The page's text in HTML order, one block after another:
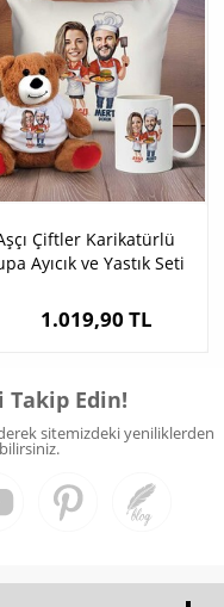
Çiftler Karikatürlü
Ayıcık ve Yastık Seti
1.019,90 TL
Takip Edin!
sitemizdeki yeniliklerden